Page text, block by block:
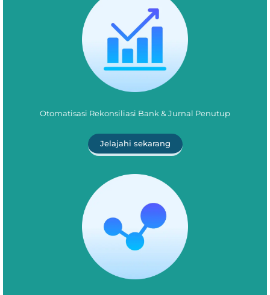
Otomatisasi Rekonsiliasi Bank & Jurnal Penutup
Jelajahi sekarang